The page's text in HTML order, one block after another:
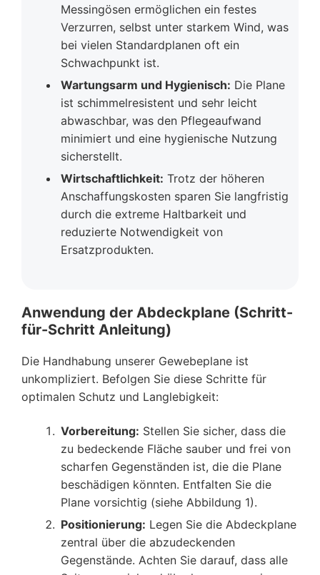
Messingösen ermöglichen ein festes
Verzurren, selbst unter starkem Wind, was
bei vielen Standardplanen oft ein
Schwachpunkt ist.
Wartungsarm und Hygienisch: Die Plane
ist schimmelresistent und sehr leicht
abwaschbar, was den Pflegeaufwand
minimiert und eine hygienische Nutzung
sicherstellt.
Wirtschaftlichkeit: Trotz der höheren
Anschaffungskosten sparen Sie langfristig
durch die extreme Haltbarkeit und
reduzierte Notwendigkeit von
Ersatzprodukten.
Anwendung der Abdeckplane (Schritt-
für-Schritt Anleitung)
Die Handhabung unserer Gewebeplane ist
unkompliziert. Befolgen Sie diese Schritte für
optimalen Schutz und Langlebigkeit:
Vorbereitung: Stellen Sie sicher, dass die
zu bedeckende Fläche sauber und frei von
scharfen Gegenständen ist, die die Plane
beschädigen könnten. Entfalten Sie die
Plane vorsichtig (siehe Abbildung 1).
Positionierung: Legen Sie die Abdeckplane
zentral über die abzudeckenden
Gegenstände. Achten Sie darauf, dass alle